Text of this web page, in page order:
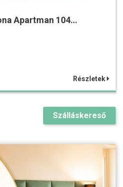
Apartman 104…
Részletek
Szálláskereső